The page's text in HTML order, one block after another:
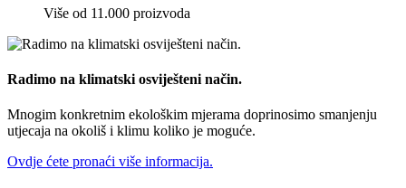
Više od 11.000 proizvoda
Radimo na klimatski osviješteni način.
Mnogim konkretnim ekološkim mjerama doprinosimo smanjenju
utjecaja na okoliš i klimu koliko je moguće.
Ovdje ćete pronaći više informacija.